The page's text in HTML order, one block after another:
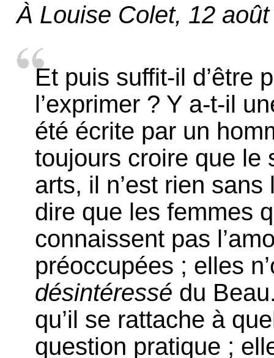
À Louise Colet, 12
Et puis suffit-il d’être
l’exprimer ? Y a-t-il
été écrite par un
toujours croire que le
arts, il n’est rien
dire que les femmes
connaissent pas
préoccupées ; elles
désintéressé du
qu’il se rattache à
question pratique ;